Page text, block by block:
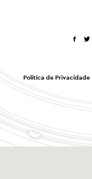
Política de Privacidade